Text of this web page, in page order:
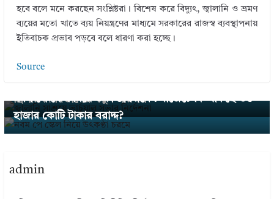
হবে বলে মনে করছেন সংশ্লিষ্টরা। বিশেষ করে বিদ্যুৎ, জ্বালানি ও ভ্রমণ
ব্যয়ের মতো খাতে ব্যয় নিয়ন্ত্রণের মাধ্যমে সরকারের রাজস্ব ব্যবস্থাপনায়
ইতিবাচক প্রভাব পড়বে বলে ধারণা করা হচ্ছে।
Source
← Previous
ন্ত্রিপরিষদ বিভাগের নতুন পরিপত্র
নবম পে স্কেল নিয়ে উৎকণ্ঠা চরমে : বাজেটে কি থাকছে ৩৫
হাজার কোটি টাকার বরাদ্দ?
admin